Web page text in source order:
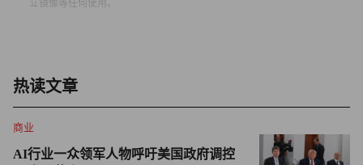
质数量，他们将这种现象称为“泛光灯”效应。
但他们的实验室缺乏专业知识来确定其结构。
立镜像等任何使用。
热读文章
商业
AI行业一众领军人物呼吁美国政府调控